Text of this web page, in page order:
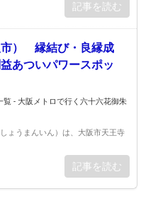
記事を読む
市） 縁結び・良縁成
あついパワースポッ
覧 - 大阪メトロで行く六十六花御朱
ょうまんいん）は、大阪市天王寺
記事を読む